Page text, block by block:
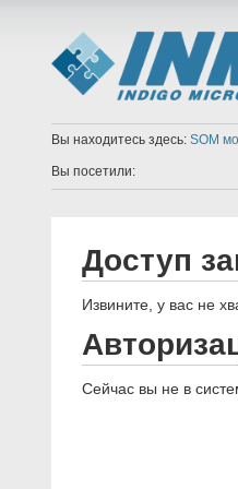
Вы находитесь здесь: SOM
Вы посетили:
Доступ
Извините, у вас не
Сейчас вы не в